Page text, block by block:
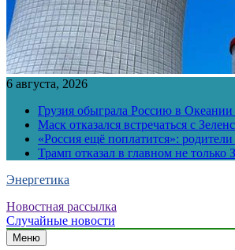
6 августа, 2026
Грузия обыграла Россию в Океании
Маск отказался встречаться с
«Россия ещё поплатится»:
Трамп отказал в главном не только
Энергетика
Новостная рассылка
Случайные новости
Меню